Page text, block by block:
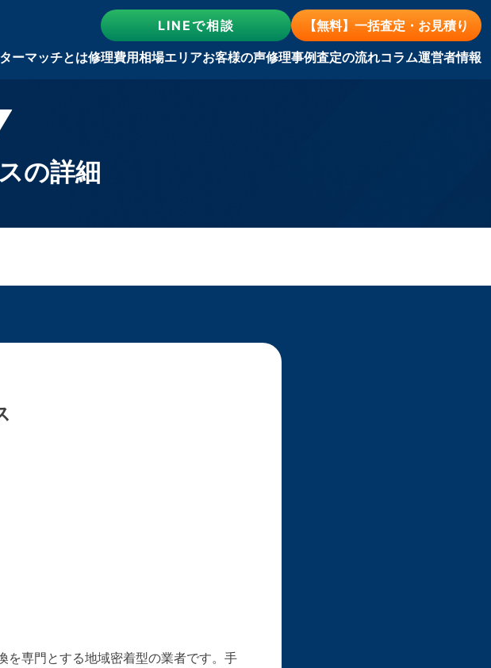
LINEで相談
【無料】一括査定・お見積り
ーマッチとは修理費用相場エリアお客様の声修理事例査定の流れコラム運営者情報
の詳細
を専門とする地域密着型の業者です。手